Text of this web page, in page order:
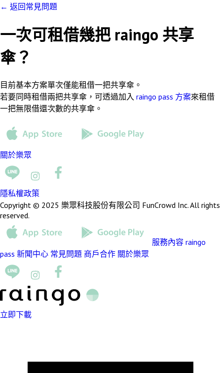
← 返回常見問題
一次可租借幾把 raingo 共享
傘？
目前基本方案單次僅能租借一把共享傘。
若要同時租借兩把共享傘，可透過加入 raingo pass 方案來租借
一把無限借還次數的共享傘。
關於樂眾
隱私權政策
Copyright © 2025 樂眾科技股份有限公司 FunCrowd Inc. All rights
reserved.
服務內容 raingo
pass 新聞中心 常見問題 商戶合作 關於樂眾
立即下載